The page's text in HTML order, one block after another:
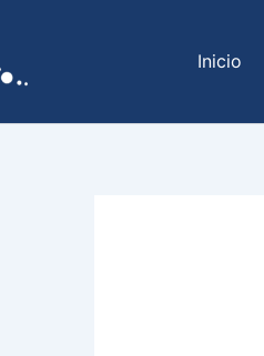
Inicio